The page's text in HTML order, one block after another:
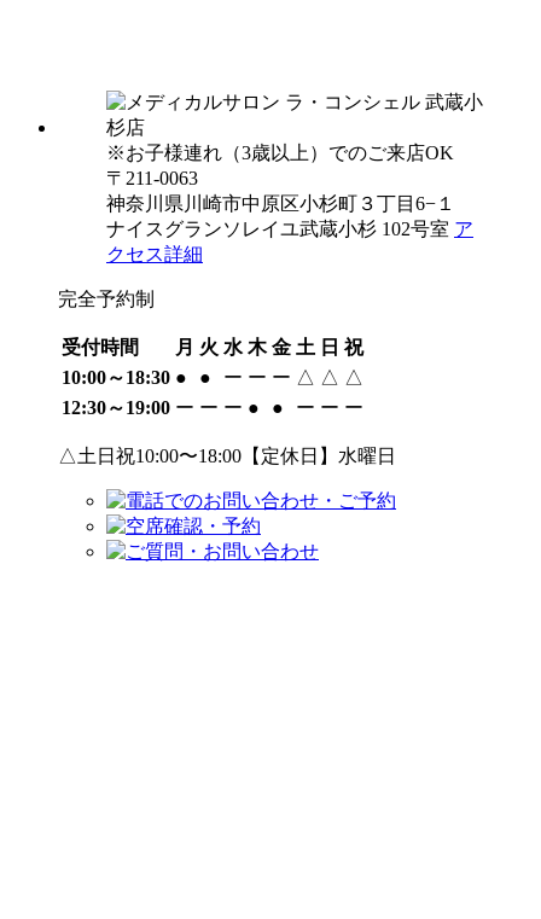
※お子様連れ（3歳以上）でのご来店OK
〒211-0063
神奈川県川崎市中原区小杉町３丁目6−１
ナイスグランソレイユ武蔵小杉 102号室 ア
クセス詳細
完全予約制
受付時間 月 火 水 木 金 土 日 祝
10:00～18:30 ● ● ー ー ー △ △ △
12:30～19:00 ー ー ー ● ● ー ー ー
△土日祝10:00〜18:00【定休日】水曜日